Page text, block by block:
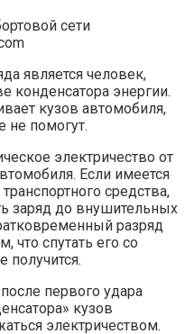
является человек,
конденсатора энергии.
кузов автомобиля,
помогут.
электричество от
Если имеется
средства,
заряд до внушительных
разряд
что спутать его со
получится.
первого удара
кузов
электричеством.